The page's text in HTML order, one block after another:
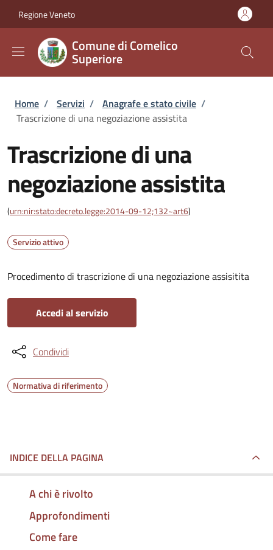
Regione Veneto
Comune di Comelico
Superiore
Briciole di pane
Home / Servizi / Anagrafe e stato civile /
Trascrizione di una negoziazione assistita
Trascrizione di una
negoziazione assistita
(urn:nir:stato:decreto.legge:2014-09-12;132~art6)
Servizio attivo
Procedimento di trascrizione di una negoziazione assisitita
Accedi al servizio
Condividi
Normativa di riferimento
INDICE DELLA PAGINA
A chi è rivolto
Approfondimenti
Come fare